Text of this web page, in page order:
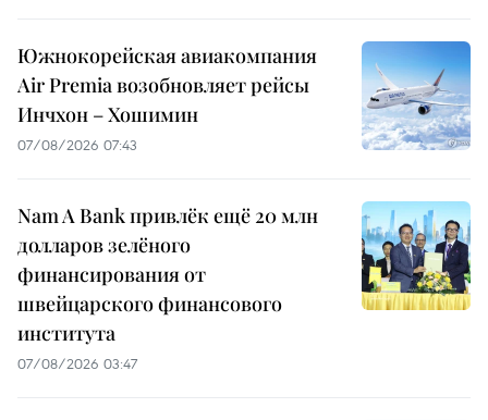
Южнокорейская авиакомпания
Air Premia возобновляет рейсы
Инчхон – Хошимин
07/08/2026 07:43
Nam A Bank привлёк ещё 20 млн
долларов зелёного
финансирования от
швейцарского финансового
института
07/08/2026 03:47